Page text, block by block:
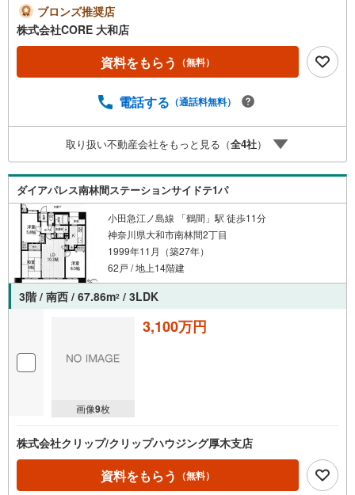
お留守番も安心です（*＾＿＾*）＝＝＝＝＝＝＝＝＝＝＝
＝＝＝＝＝＝＝＝＝＝＝＝＝＝＝＝＝＝＝●フェアー期間中
に物件のお問い合わせをして頂いたお客様にギフトカード1
000円分プレゼント♪●ご案内に参加して頂いたお客様には
ギフトカード4000円分プレゼント♪合計5000円分プレゼン
・メールアドレス必須）※詳細は当社営業スタッフまでお問
末年始除く）上記時間はお電話が繋がりやすくなっており
ます。ぜひお気軽にご連絡下さい！現地を見学される場合
は「室内・現地を見学する（無料）」ボタンよりご希望の
日時をご記入いただけますとスムーズにご案内が可能で
す。＝＝＝＝＝＝＝＝＝＝＝＝＝＝＝＝＝＝＝＝＝＝＝＝
＝＝＝＝＝＝
ブロンズ推奨店
株式会社CORE 大和店
資料をもらう （無料）
電話する （通話料無料）
取り扱い不動産会社をもっと見る（全4社）
ダイアパレス南林間ステーションサイドテ1パ
小田急江ノ島線 「鶴間」駅 徒歩11分
神奈川県大和市南林間2丁目
1999年11月（築27年）
62戸 / 地上14階建
3階 / 南西 / 67.86m2 / 3LDK
画像9枚
3,100万円
株式会社クリップ/クリップハウジング厚木支店
資料をもらう （無料）